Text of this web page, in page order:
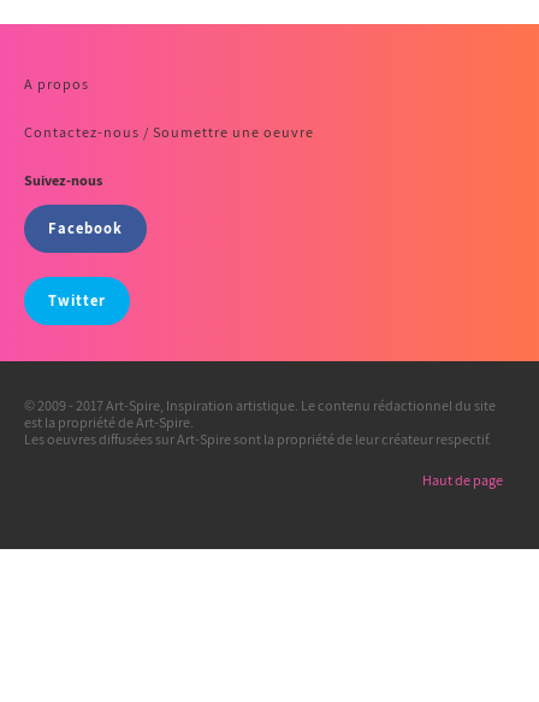
A propos
Contactez-nous / Soumettre une oeuvre
Suivez-nous
Facebook
Twitter
© 2009 - 2017 Art-Spire, Inspiration artistique. Le contenu rédactionnel du site
est la propriété de Art-Spire.
Les oeuvres diffusées sur Art-Spire sont la propriété de leur créateur respectif.
Haut de page